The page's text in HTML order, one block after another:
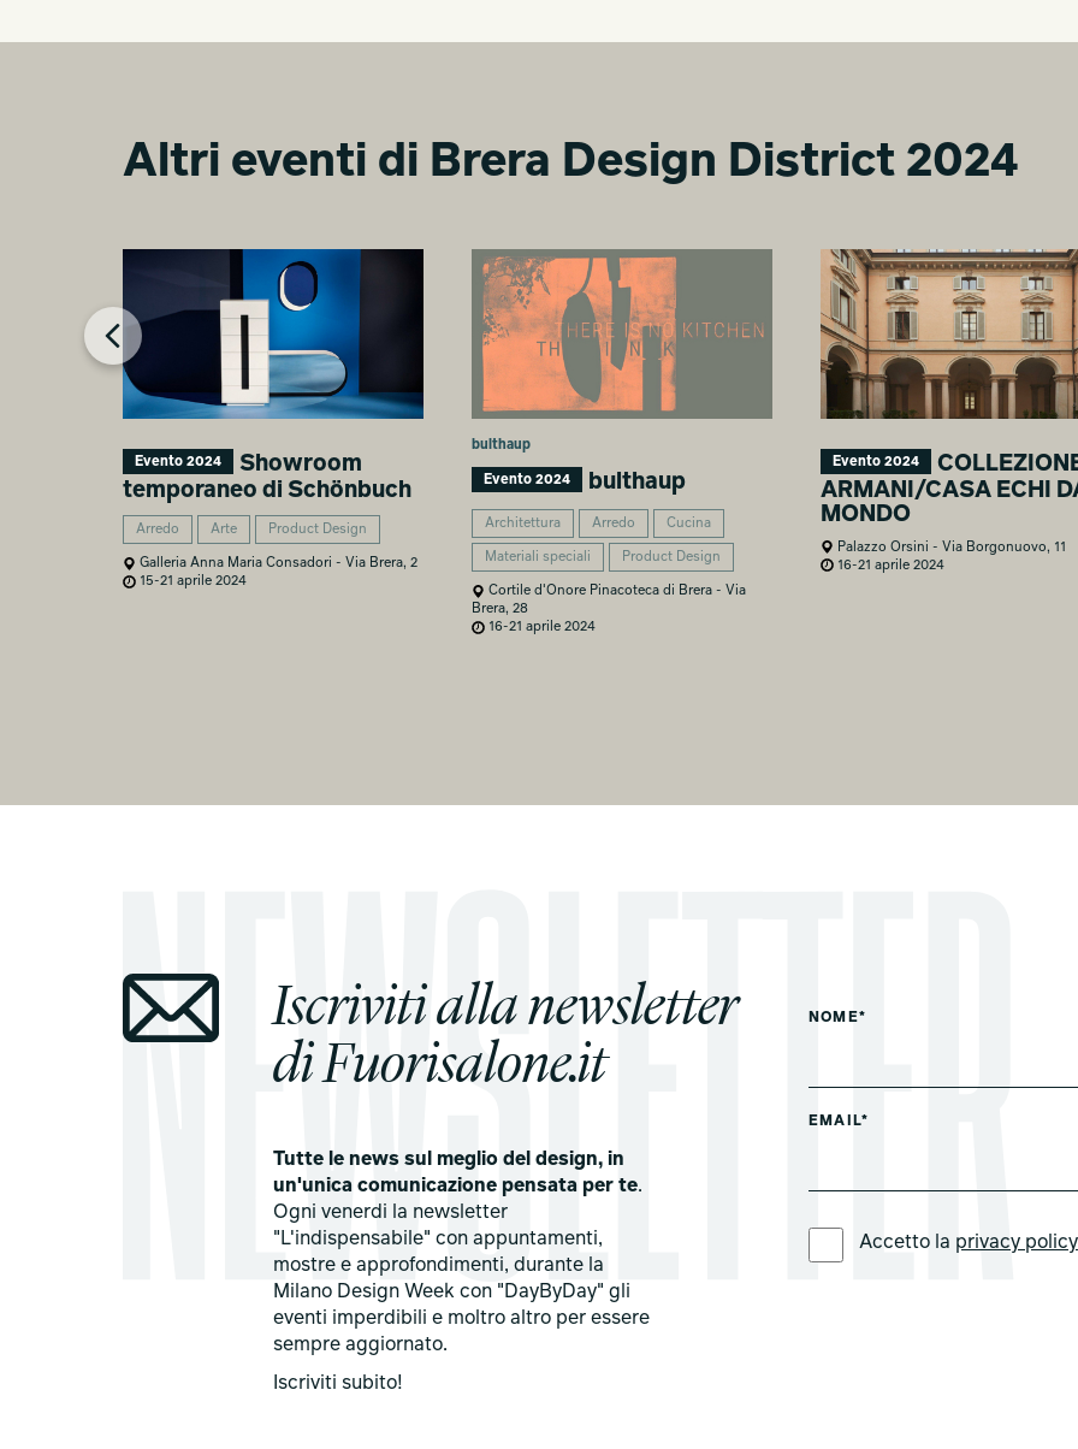
Altri eventi di Brera Design District 2024
Evento 2024
Showroom
temporaneo di Schönbuch
Arredo Arte Product Design
Galleria Anna Maria Consadori - Via Brera, 2
15-21 aprile 2024
bulthaup
Evento 2024 bulthaup
Architettura Arredo Cucina
Materiali speciali Product Design
Cortile d'Onore Pinacoteca di Brera - Via
Brera, 28
16-21 aprile 2024
Evento 2024
ARMANI/CASA ECHI
MONDO
Palazzo Orsini - Via Borgonuovo, 11
16-21 aprile 2024
Iscriviti alla newsletter
di Fuorisalone.it
Tutte le news sul meglio del design, in
un'unica comunicazione pensata per te.
Ogni venerdi la newsletter
"L'indispensabile" con appuntamenti,
mostre e approfondimenti, durante la
Milano Design Week con "DayByDay" gli
eventi imperdibili e moltro altro per essere
sempre aggiornato.
Iscriviti subito!
NOME*
EMAIL*
Accetto la privacy policy